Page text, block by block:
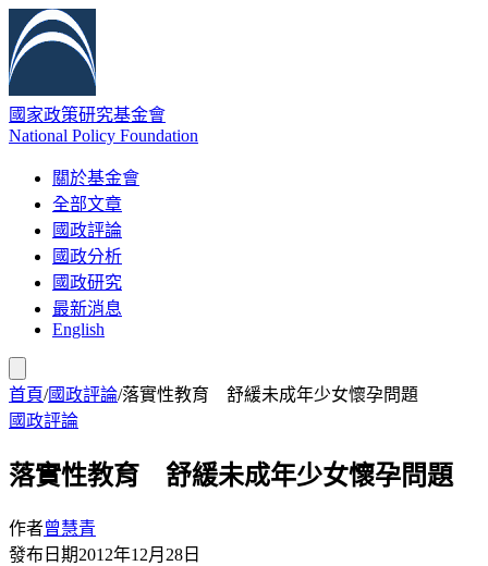
國家政策研究基金會
National Policy Foundation
關於基金會
全部文章
國政評論
國政分析
國政研究
最新消息
English
首頁/國政評論/落實性教育 舒緩未成年少女懷孕問題
國政評論
落實性教育 舒緩未成年少女懷孕問題
作者曾慧青
發布日期2012年12月28日